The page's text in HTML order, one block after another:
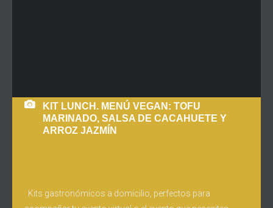
KIT LUNCH. MENÚ VEGAN: TOFU
MARINADO, SALSA DE CACAHUETE Y
ARROZ JAZMÍN
Kits gastronómicos a domicilio, perfectos para